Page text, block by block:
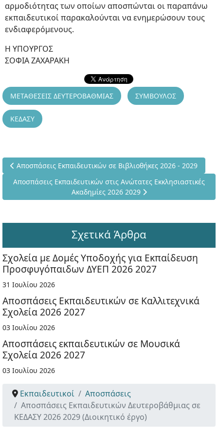
αρμοδιότητας των οποίων αποσπώνται οι παραπάνω
εκπαιδευτικοί παρακαλούνται να ενημερώσουν τους
ενδιαφερόμενους.
Η ΥΠΟΥΡΓΟΣ
ΣΟΦΙΑ ΖΑΧΑΡΑΚΗ
ΜΕΤΑΘΕΣΕΙΣ ΔΕΥΤΕΡΟΒΑΘΜΙΑΣ ΣΥΜΒΟΥΛΟΣ
ΚΕΔΑΣΥ
Προηγούμενο άρθρο: Αποσπάσεις Εκπαιδευτικών σε
Αποσπάσεις Εκπαιδευτικών σε Βιβλιοθήκες 2026 - 2029
Επόμενο άρθρο: Αποσπάσεις Εκπαιδευτικών στις Ανώτατες
Αποσπάσεις Εκπαιδευτικών στις Ανώτατες Εκκλησιαστικές
Ακαδημίες 2026 2029
Σχετικά Άρθρα
Σχολεία με Δομές Υποδοχής για Εκπαίδευση
Προσφυγόπαιδων ΔΥΕΠ 2026 2027
31 Ιουλίου 2026
Αποσπάσεις Εκπαιδευτικών σε Καλλιτεχνικά
Σχολεία 2026 2027
03 Ιουλίου 2026
Αποσπάσεις εκπαιδευτικών σε Μουσικά
Σχολεία 2026 2027
03 Ιουλίου 2026
Εκπαιδευτικοί
Αποσπάσεις
Αποσπάσεις Εκπαιδευτικών Δευτεροβάθμιας σε
ΚΕΔΑΣΥ 2026 2029 (Διοικητικό έργο)